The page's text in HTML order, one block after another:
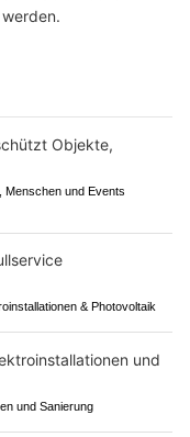
und Events
& Photovoltaik
und Sanierung